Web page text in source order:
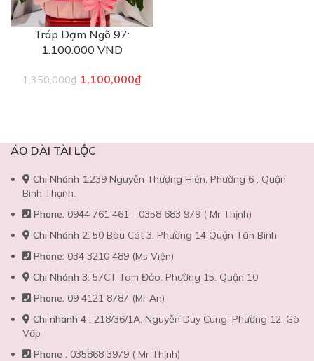
Tráp Dạm Ngõ 97:
1.100.000 VND
1,350,000₫ 1,100,000₫
ÁO DÀI TÀI LỘC
Chi Nhánh 1:239 Nguyễn Thượng Hiền, Phường 6 , Quận
Bình Thạnh.
Phone: 0944 761 461 - 0358 683 979 ( Mr Thịnh)
Chi Nhánh 2: 50 Bàu Cát 3. Phường 14 Quận Tân Bình
Phone: 034 3210 489 (Ms Viện)
Chi Nhánh 3: 57CT Tam Đảo. Phường 15. Quận 10
Phone: 09 4121 8787 (Mr An)
Chi nhánh 4 : 218/36/1A, Nguyễn Duy Cung, Phường 12, Gò
Vấp
Phone : 035868 3979 ( Mr Thịnh)